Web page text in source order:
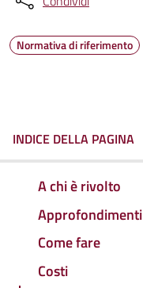
Normativa di riferimento
INDICE DELLA PAGINA
A chi è rivolto
Approfondimenti
Come fare
Costi